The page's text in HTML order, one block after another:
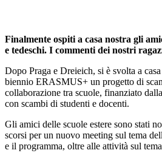
Finalmente ospiti a casa nostra gli
e tedeschi. I commenti dei nostri
Dopo Praga e Dreieich, si è svolta a
biennio ERASMUS+ un progetto di
collaborazione tra scuole, finanziato
con scambi di studenti e docenti.
Gli amici delle scuole estere sono stati
scorsi per un nuovo meeting sul tema
e il programma, oltre alle attività sul